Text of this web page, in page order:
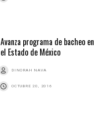
Avanza programa de bacheo en
el Estado de México
DINORAH NAVA
OCTUBRE 20, 2016